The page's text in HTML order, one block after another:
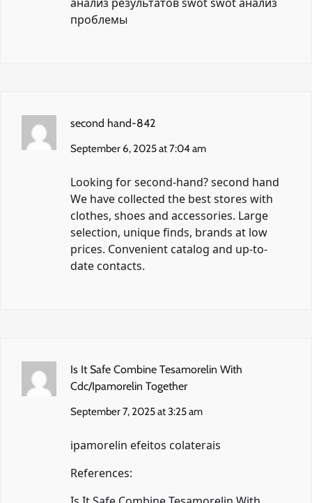
анализ результатов swotswot анализ
проблемы
second hand-842
September 6, 2025 at 7:04 am
Looking for second-hand?second hand
We have collected the best stores with
clothes, shoes and accessories. Large
selection, unique finds, brands at low
prices. Convenient catalog and up-to-
date contacts.
Is It Safe Combine Tesamorelin With
Cdc/Ipamorelin Together
September 7, 2025 at 3:25 am
ipamorelin efeitos colaterais
References: